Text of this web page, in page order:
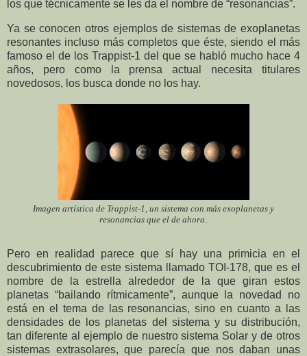
los que técnicamente se les da el nombre de “resonancias”.
Ya se conocen otros ejemplos de sistemas de exoplanetas
resonantes incluso más completos que éste, siendo el más
famoso el de los Trappist-1 del que se habló mucho hace 4
años, pero como la prensa actual necesita titulares
novedosos, los busca donde no los hay.
Imagen artística de Trappist-1, un sistema con más exoplanetas y
resonancias que el de ahora.
Pero en realidad parece que sí hay una primicia en el
descubrimiento de este sistema llamado TOI-178, que es el
nombre de la estrella alrededor de la que giran estos
planetas “bailando rítmicamente”, aunque la novedad no
está en el tema de las resonancias, sino en cuanto a las
densidades de los planetas del sistema y su distribución,
tan diferente al ejemplo de nuestro sistema Solar y de otros
sistemas extrasolares, que parecía que nos daban unas